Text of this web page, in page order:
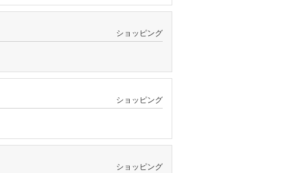
ショッピング
ショッピング
ショッピング